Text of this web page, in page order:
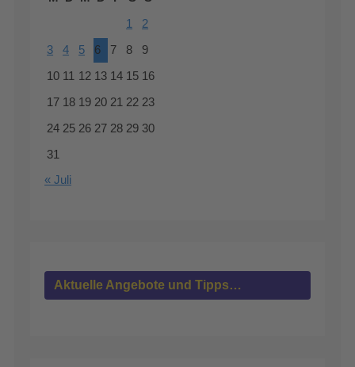
1 2
3 4 5 6 7 8 9
10 11 12 13 14 15 16
17 18 19 20 21 22 23
24 25 26 27 28 29 30
31
« Juli
Aktuelle Angebote und Tipps…